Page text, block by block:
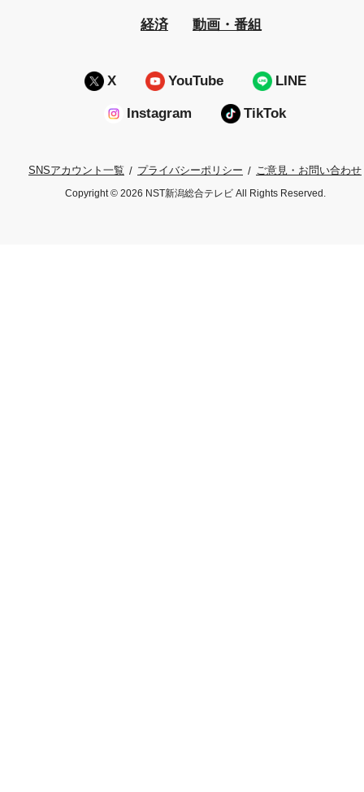
経済 動画・番組
X YouTube LINE
Instagram TikTok
SNSアカウント一覧 プライバシーポリシー ご意見・お問い合わせ
Copyright © 2026 NST新潟総合テレビ All Rights Reserved.